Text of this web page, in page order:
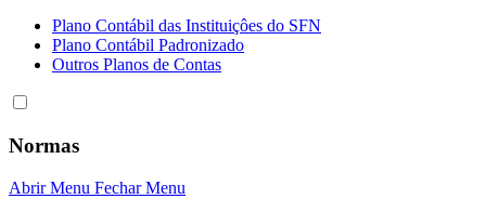
Plano Contábil das Instituiçôes do SFN
Plano Contábil Padronizado
Outros Planos de Contas
Normas
Abrir Menu Fechar Menu